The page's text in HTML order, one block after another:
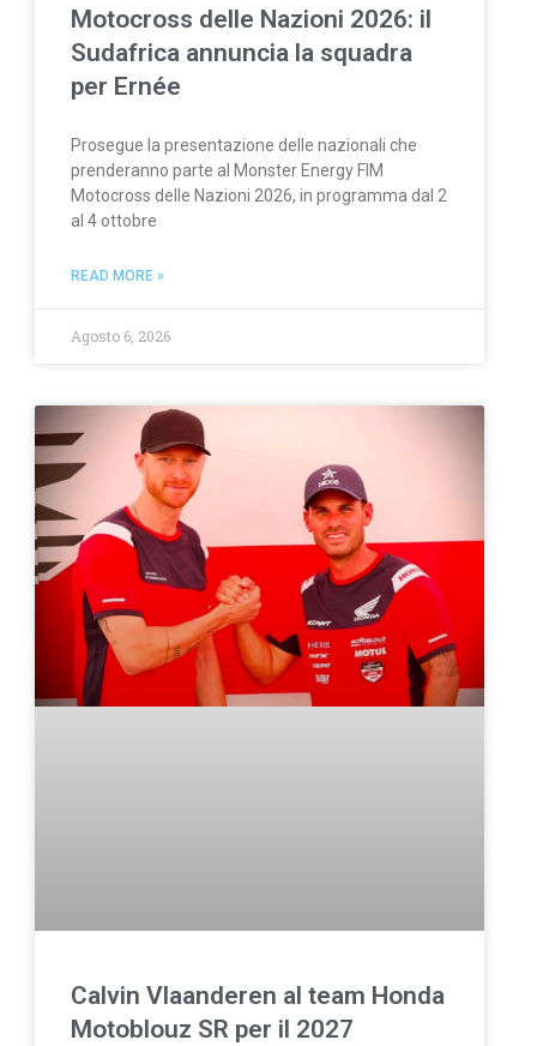
Motocross delle Nazioni 2026: il
Sudafrica annuncia la squadra
per Ernée
Prosegue la presentazione delle nazionali che
prenderanno parte al Monster Energy FIM
Motocross delle Nazioni 2026, in programma dal 2
al 4 ottobre
READ MORE »
Agosto 6, 2026
Calvin Vlaanderen al team Honda
Motoblouz SR per il 2027